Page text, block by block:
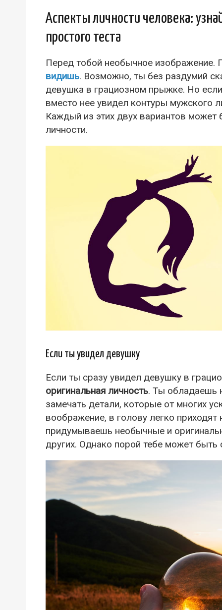
Аспекты личности человека:
простого теста
Перед тобой необычное изображение.
видишь. Возможно, ты без раздумий
девушка в грациозном прыжке. Но
вместо нее увидел контуры мужского
Каждый из этих двух вариантов
личности.
Если ты увидел девушку
Если ты сразу увидел девушку в
оригинальная личность. Ты обладаешь
замечать детали, которые от многих
воображение, в голову легко
придумываешь необычные и
других. Однако порой тебе может